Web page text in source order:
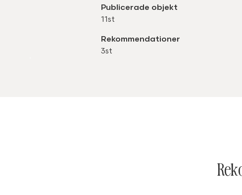
Publicerade objekt
11st
Rekommendationer
3st